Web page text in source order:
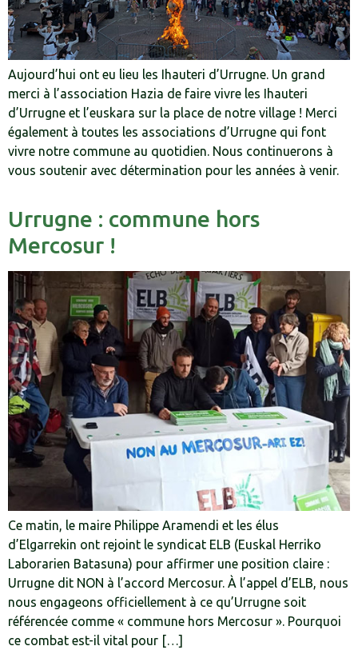
Aujourd’hui ont eu lieu les Ihauteri d’Urrugne. Un grand
merci à l’association Hazia de faire vivre les Ihauteri
d’Urrugne et l’euskara sur la place de notre village ! Merci
également à toutes les associations d’Urrugne qui font
vivre notre commune au quotidien. Nous continuerons à
vous soutenir avec détermination pour les années à venir.
Urrugne : commune hors
Mercosur !
Ce matin, le maire Philippe Aramendi et les élus
d’Elgarrekin ont rejoint le syndicat ELB (Euskal Herriko
Laborarien Batasuna) pour affirmer une position claire :
Urrugne dit NON à l’accord Mercosur. À l’appel d’ELB, nous
nous engageons officiellement à ce qu’Urrugne soit
référencée comme « commune hors Mercosur ». Pourquoi
ce combat est-il vital pour […]